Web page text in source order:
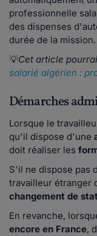
professionnelle
des dispenses
durée de la mission.
💡Cet article
salarié algérien :
Démarches
Lorsque le
qu'il dispose d'une
doit réaliser les
S'il ne dispose pas
travailleur étranger
changement de
En revanche,
encore en France,